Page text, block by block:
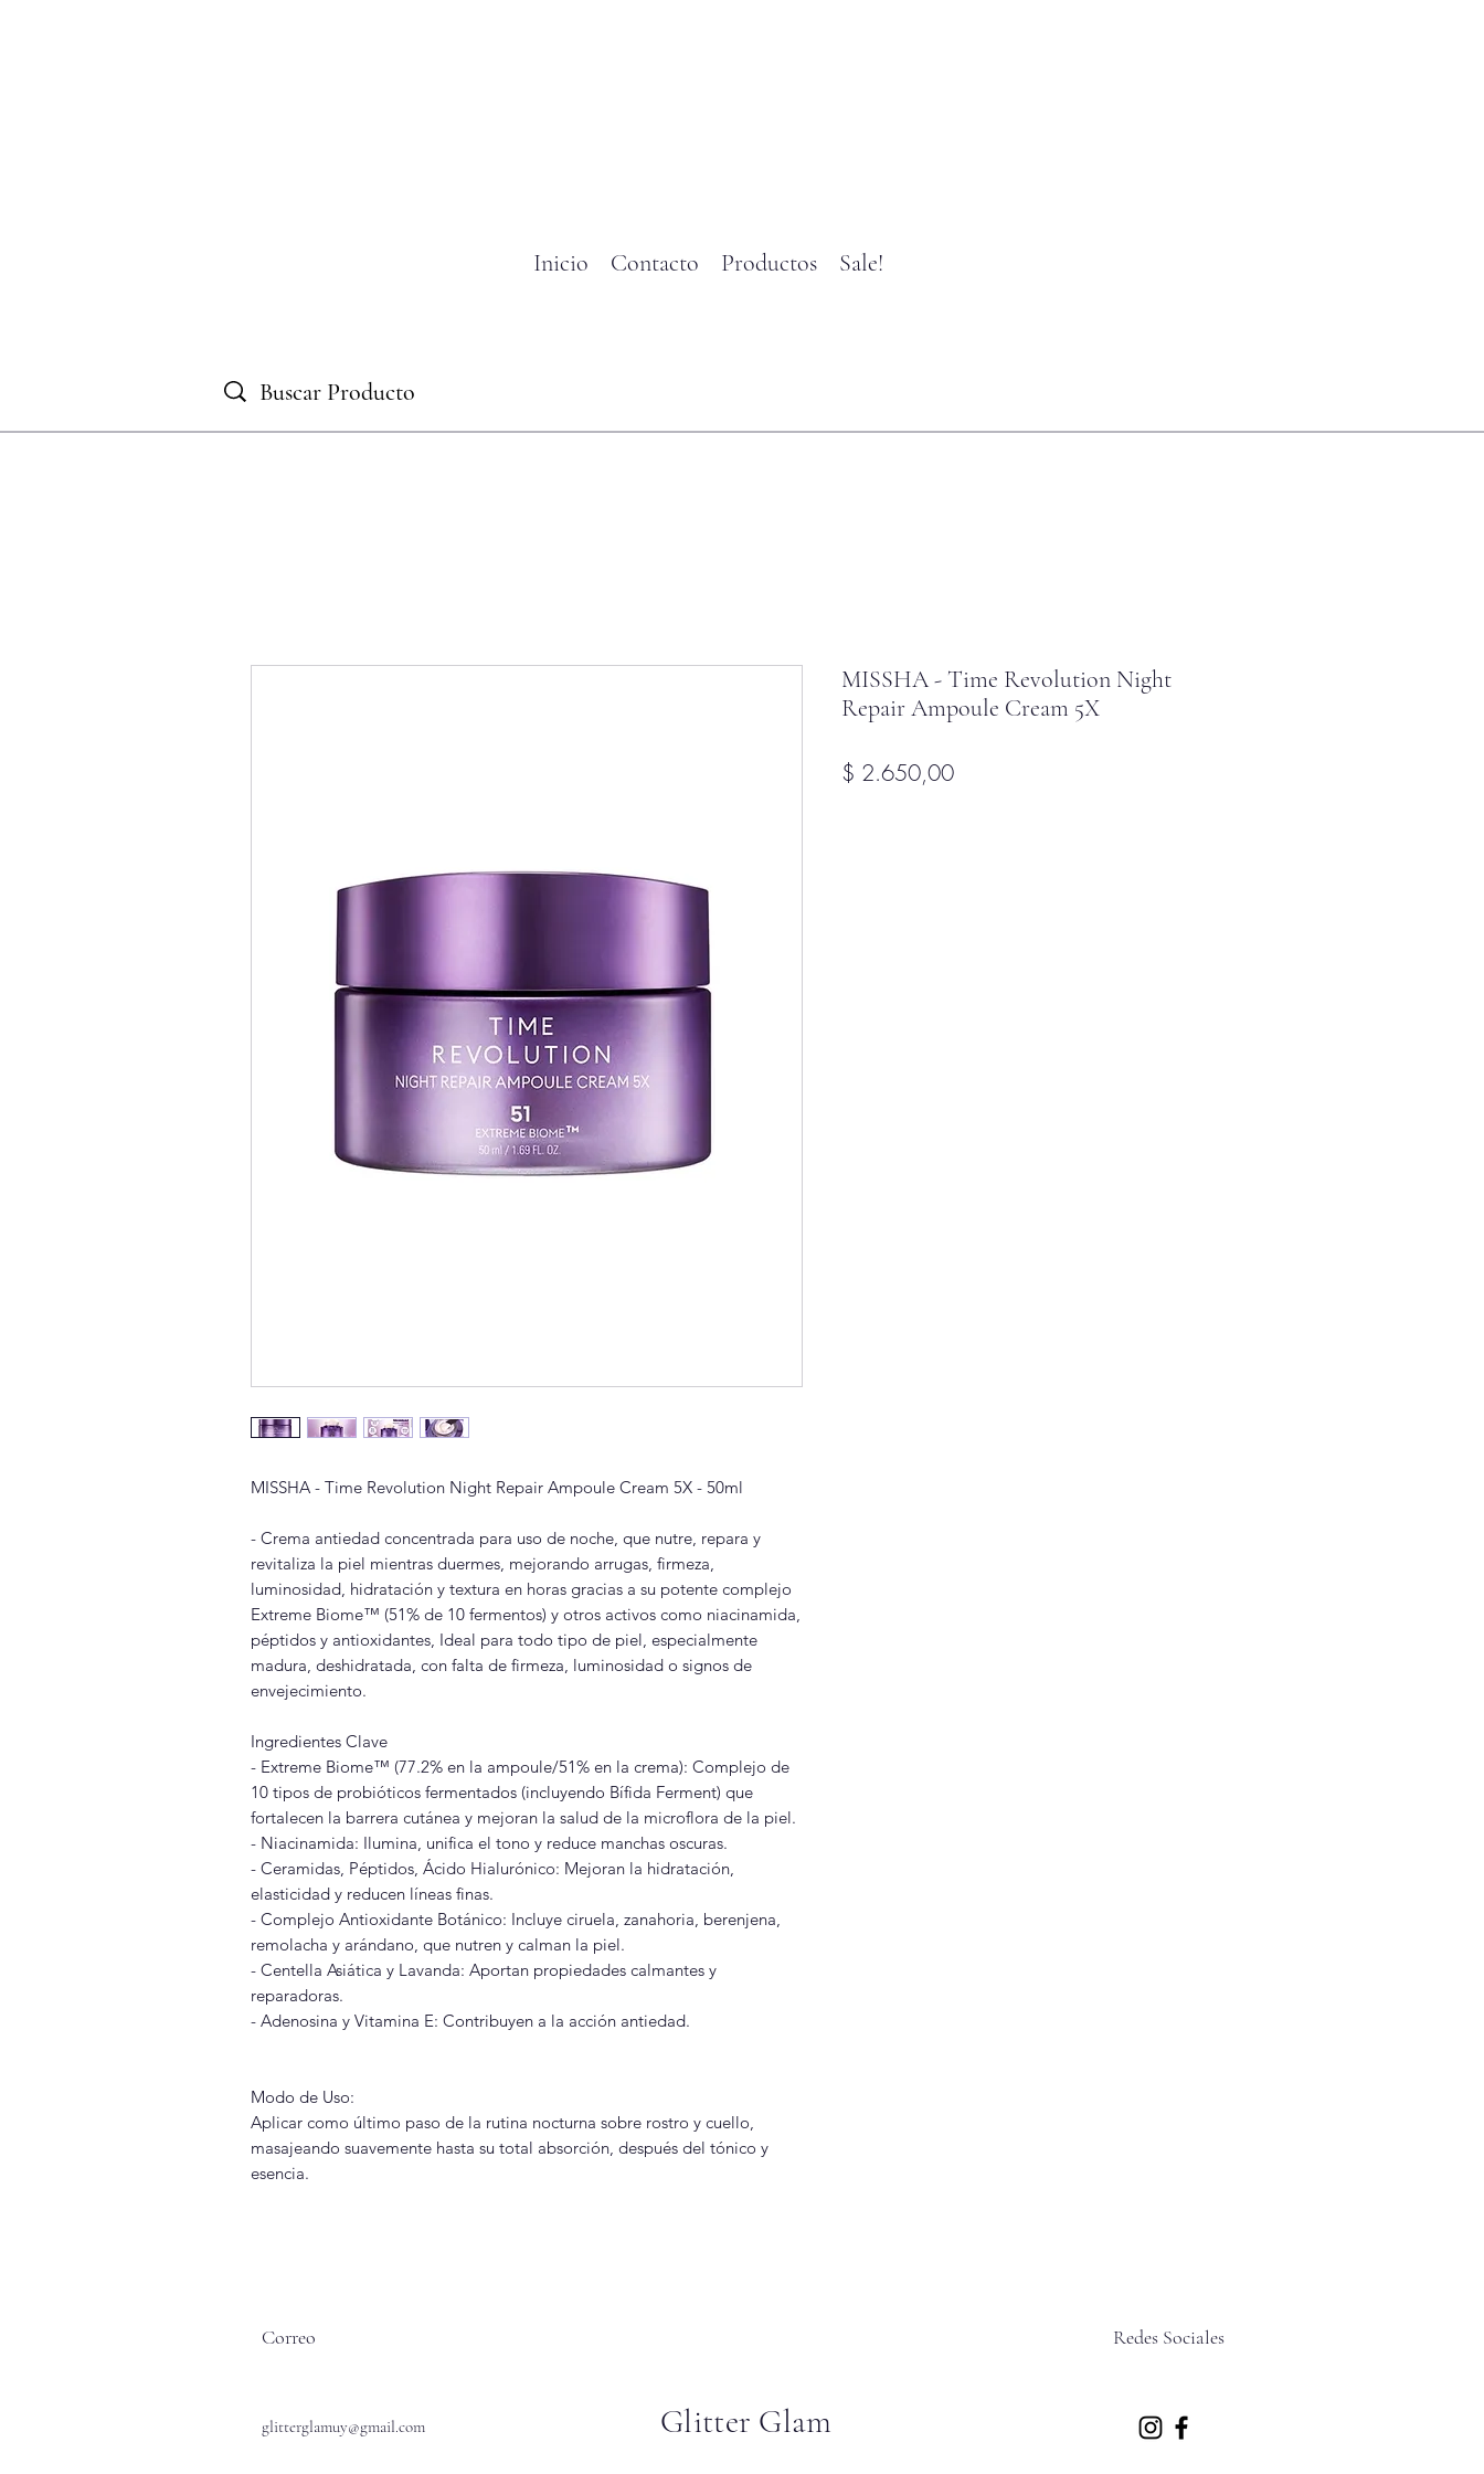
Inicio Contacto Productos Sale!
MISSHA - Time Revolution Night Repair Ampoule Cream 5X - 50ml
- Crema antiedad concentrada para uso de noche, que nutre, repara y
revitaliza la piel mientras duermes, mejorando arrugas, firmeza,
luminosidad, hidratación y textura en horas gracias a su potente complejo
Extreme Biome™ (51% de 10 fermentos) y otros activos como niacinamida,
péptidos y antioxidantes, Ideal para todo tipo de piel, especialmente
madura, deshidratada, con falta de firmeza, luminosidad o signos de
envejecimiento.
Ingredientes Clave
- Extreme Biome™ (77.2% en la ampoule/51% en la crema): Complejo de
10 tipos de probióticos fermentados (incluyendo Bífida Ferment) que
fortalecen la barrera cutánea y mejoran la salud de la microflora de la piel.
- Niacinamida: Ilumina, unifica el tono y reduce manchas oscuras.
- Ceramidas, Péptidos, Ácido Hialurónico: Mejoran la hidratación,
elasticidad y reducen líneas finas.
- Complejo Antioxidante Botánico: Incluye ciruela, zanahoria, berenjena,
remolacha y arándano, que nutren y calman la piel.
- Centella Asiática y Lavanda: Aportan propiedades calmantes y
reparadoras.
- Adenosina y Vitamina E: Contribuyen a la acción antiedad.
Modo de Uso:
Aplicar como último paso de la rutina nocturna sobre rostro y cuello,
masajeando suavemente hasta su total absorción, después del tónico y
esencia.
MISSHA - Time Revolution Night
Repair Ampoule Cream 5X
$ 2.650,00Precio
Correo
glitterglamuy@gmail.com Glitter Glam
Redes Sociales